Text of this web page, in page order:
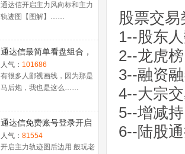
通达信开启主力风向标和主力
轨迹图【图解】……
通达信最简单看盘组合，
抓强势股双头的超短线盈
利－－之五（均线战法找
心脏）
人气： 101686
有很多人鄙视画线，因为那是
马后炮，我也是这么……
通达信免费账号登录开启
十档框和调用主力监控教
程
人气： 81554
开启主力轨迹图后边用 般玩老
股票交
1--股东
2--龙虎
3--融资
4--大宗
5--增减
6--陆股